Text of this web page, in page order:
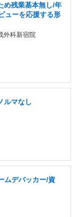
め残業基本無し/年
ューを応援する形
外科新宿院
ルマなし
ムデバッカー/資